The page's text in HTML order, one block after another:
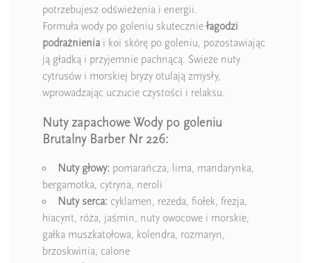
potrzebujesz odświeżenia i energii.
Formuła wody po goleniu skuteczniełagodzi
podrażnienia i koi skórę po goleniu, pozostawiając
ją gładką i przyjemnie pachnącą. Świeże nuty
cytrusów i morskiej bryzy otulają zmysły,
wprowadzając uczucie czystości i relaksu.
Nuty zapachowe Wody po goleniu
Brutalny Barber Nr 226:
Nuty głowy: pomarańcza, lima, mandarynka,
bergamotka, cytryna, neroli
Nuty serca: cyklamen, rezeda, fiołek, frezja,
hiacynt, róża, jaśmin, nuty owocowe i morskie,
gałka muszkatołowa, kolendra, rozmaryn,
brzoskwinia, calone